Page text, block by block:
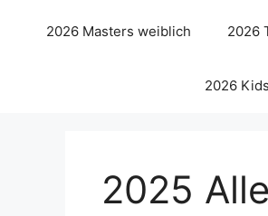
2026 Masters weiblich 2026
2026
2025